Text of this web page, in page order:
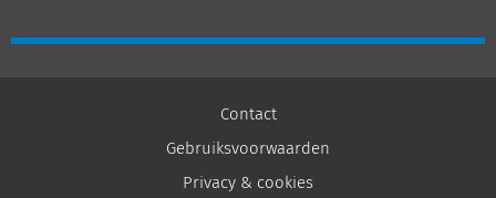
Contact
Gebruiksvoorwaarden
Privacy & cookies